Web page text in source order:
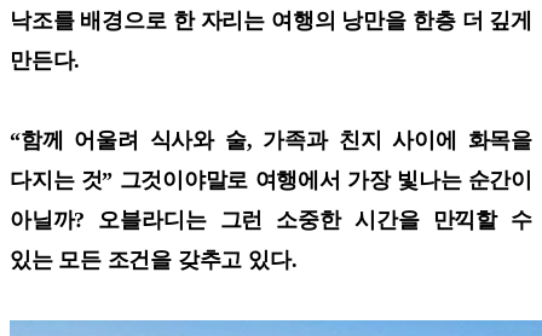
낙조를 배경으로 한 자리는 여행의 낭만을 한층 더 깊게
만든다.
“함께 어울려 식사와 술, 가족과 친지 사이에 화목을
다지는 것” 그것이야말로 여행에서 가장 빛나는 순간이
아닐까? 오블라디는 그런 소중한 시간을 만끽할 수
있는 모든 조건을 갖추고 있다.